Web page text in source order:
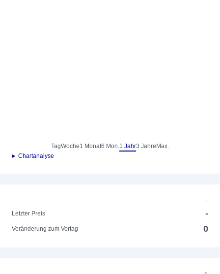
TagWoche1 Monat6 Mon.1 Jahr3 Jahre Max.
► Chartanalyse
-
Letzter Preis
-
Veränderung zum Vortag 0